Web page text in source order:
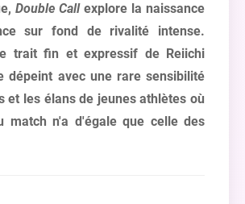
Double Callexplore la naissance
sur fond de rivalité intense.
trait fin et expressif de Reiichi
dépeint avec une rare sensibilité
et les élans de jeunes athlètes où
match n'a d'égale que celle des